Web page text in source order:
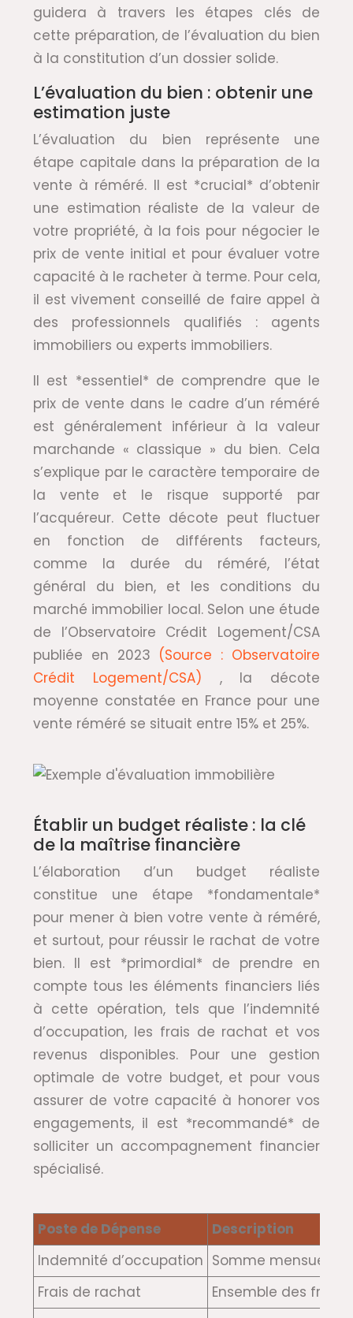
guidera à travers les étapes clés de
cette préparation, de l’évaluation du bien
à la constitution d’un dossier solide.
L’évaluation du bien : obtenir une
estimation juste
L’évaluation du bien représente une
étape capitale dans la préparation de la
vente à réméré. Il est *crucial* d’obtenir
une estimation réaliste de la valeur de
votre propriété, à la fois pour négocier le
prix de vente initial et pour évaluer votre
capacité à le racheter à terme. Pour cela,
il est vivement conseillé de faire appel à
des professionnels qualifiés : agents
immobiliers ou experts immobiliers.
Il est *essentiel* de comprendre que le
prix de vente dans le cadre d’un réméré
est généralement inférieur à la valeur
marchande « classique » du bien. Cela
s’explique par le caractère temporaire de
la vente et le risque supporté par
l’acquéreur. Cette décote peut fluctuer
en fonction de différents facteurs,
comme la durée du réméré, l’état
général du bien, et les conditions du
marché immobilier local. Selon une étude
de l’Observatoire Crédit Logement/CSA
publiée en 2023 (Source : Observatoire
Crédit Logement/CSA) , la décote
moyenne constatée en France pour une
vente réméré se situait entre 15% et 25%.
Établir un budget réaliste : la clé
de la maîtrise financière
L’élaboration d’un budget réaliste
constitue une étape *fondamentale*
pour mener à bien votre vente à réméré,
et surtout, pour réussir le rachat de votre
bien. Il est *primordial* de prendre en
compte tous les éléments financiers liés
à cette opération, tels que l’indemnité
d’occupation, les frais de rachat et vos
revenus disponibles. Pour une gestion
optimale de votre budget, et pour vous
assurer de votre capacité à honorer vos
engagements, il est *recommandé* de
solliciter un accompagnement financier
spécialisé.
Poste de Dépense
Description
Indemnité d’occupation Somme mensuelle
Frais de rachat
Ensemble des frais